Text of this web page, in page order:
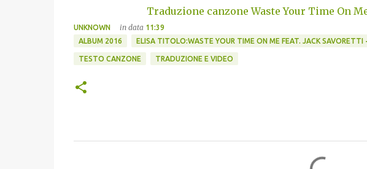
Traduzione canzone Waste Your Time On
UNKNOWN in data 11:39
ALBUM 2016
ELISA TITOLO:WASTE YOUR TIME ON ME FEAT. JACK SAVORETTI
TESTO CANZONE TRADUZIONE E VIDEO